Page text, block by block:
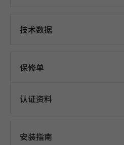
技术数据
保修单
认证资料
安装指南